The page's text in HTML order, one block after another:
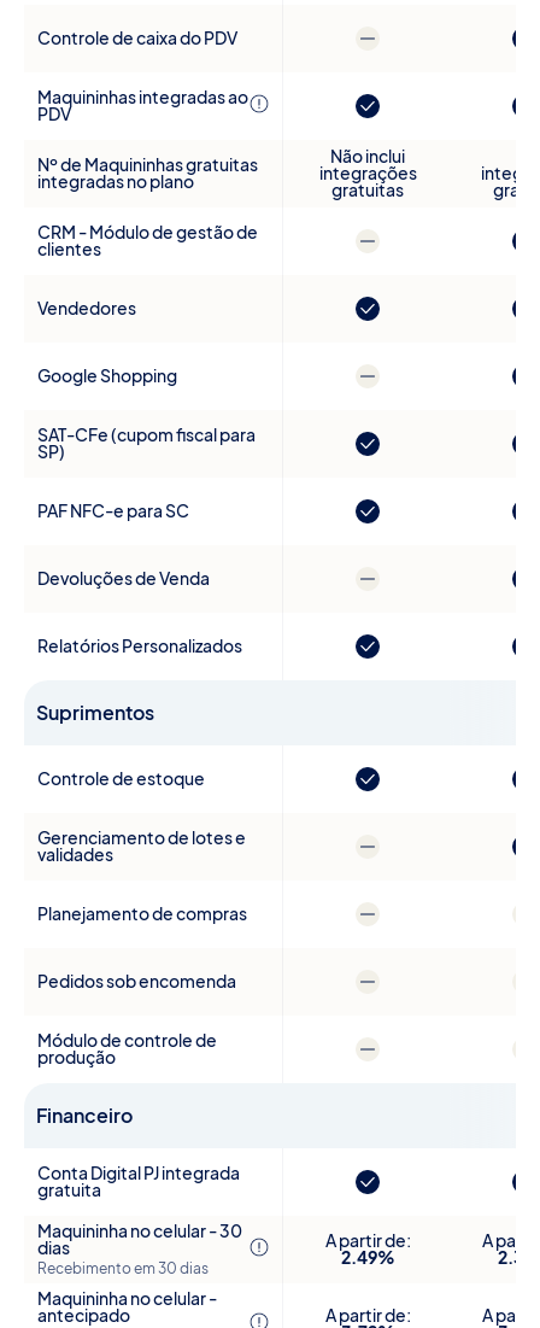
Controle de caixa do PDV
Maquininhas integradas ao
PDV
Nº de Maquininhas gratuitas
integradas no plano
Não inclui
integrações
gratuitas
CRM - Módulo de gestão de
clientes
Vendedores
Google Shopping
SAT-CFe (cupom fiscal para
SP)
PAF NFC-e para SC
Devoluções de Venda
Relatórios Personalizados
Suprimentos
Controle de estoque
Gerenciamento de lotes e
validades
Planejamento de compras
Pedidos sob encomenda
Módulo de controle de
produção
Financeiro
Conta Digital PJ integrada
gratuita
Maquininha no celular - 30
dias
Recebimento em 30 dias
A partir de:
2.49%
A
Maquininha no celular -
antecipado
A partir de:
A